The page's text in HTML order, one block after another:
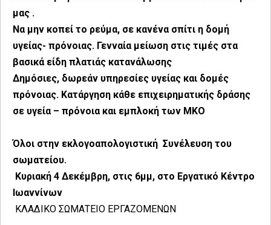
μας .
Να μην κοπεί το ρεύμα, σε κανένα σπίτι η δομή
υγείας- πρόνοιας. Γενναία μείωση στις τιμές στα
βασικά είδη πλατιάς κατανάλωσης
Δημόσιες, δωρεάν υπηρεσίες υγείας και δομές
πρόνοιας. Κατάργηση κάθε επιχειρηματικής δράσης
σε υγεία – πρόνοια και εμπλοκή των ΜΚΟ
Όλοι στην εκλογοαπολογιστική Συνέλευση του
σωματείου.
Κυριακή 4 Δεκέμβρη, στις 6μμ, στο Εργατικό Κέντρο
Ιωαννίνων
ΚΛΑΔΙΚΟ ΣΩΜΑΤΕΙΟ ΕΡΓΑΖΟΜΕΝΩΝ